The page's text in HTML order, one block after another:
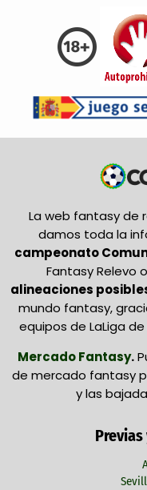
La web fantasy de
damos toda la
campeonato
Fantasy Relevo
alineaciones
mundo fantasy,
equipos de LaLiga
Mercado Fantasy.
de mercado fantasy
y las
Previas